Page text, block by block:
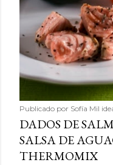
Publicado por Sofía Mil
DADOS DE
SALSA DE
THERMOMIX